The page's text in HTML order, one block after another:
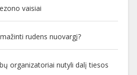
vaisiai
rudens nuovargį?
organizatoriai nutyli dalį tiesos